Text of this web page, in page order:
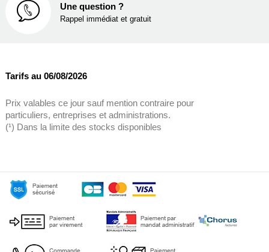
Une question ?
Rappel immédiat et gratuit
Tarifs au 06/08/2026
Prix valables ce jour sauf mention contraire pour
particuliers, entreprises et administrations.
(¹) Dans la limite des stocks disponibles